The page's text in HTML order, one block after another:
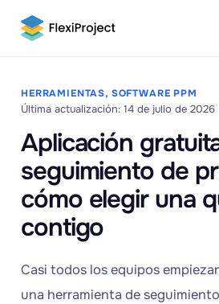
HERRAMIENTAS, SOFTWARE PPM
Última actualización: 14 de julio de 2026
Aplicación
seguimiento de
cómo elegir una
contigo
Casi todos los equipos
una herramienta de